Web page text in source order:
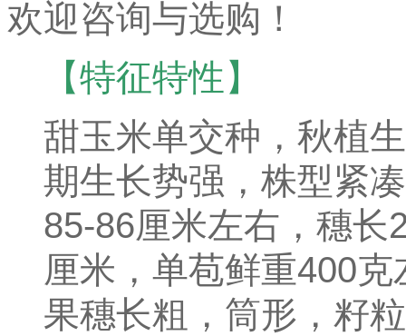
欢迎咨询与选购！
【特征特性】
甜玉米单交种，秋植
期生长势强，株型紧
85-86厘米左右，穗长
厘米，单苞鲜重400
果穗长粗，筒形，籽